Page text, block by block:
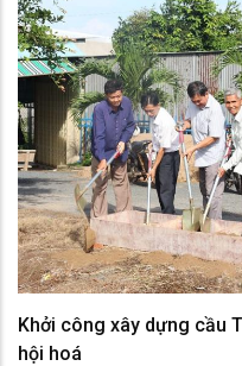
Khởi công xây dựng cầu
hội hoá